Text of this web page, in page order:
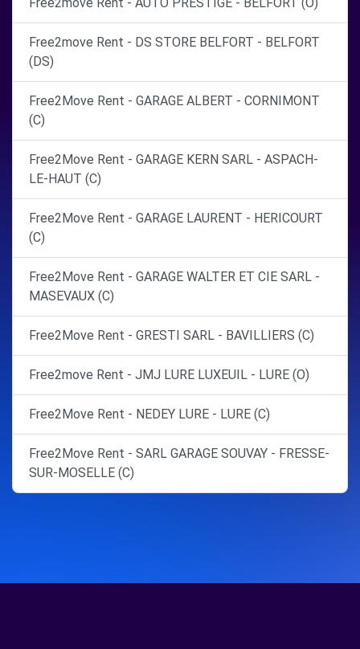
Free2move Rent - DS STORE BELFORT - BELFORT
(DS)
Free2Move Rent - GARAGE ALBERT - CORNIMONT
(C)
Free2Move Rent - GARAGE KERN SARL - ASPACH-
LE-HAUT (C)
Free2Move Rent - GARAGE LAURENT - HERICOURT
(C)
Free2Move Rent - GARAGE WALTER ET CIE SARL -
MASEVAUX (C)
Free2Move Rent - GRESTI SARL - BAVILLIERS (C)
Free2move Rent - JMJ LURE LUXEUIL - LURE (O)
Free2Move Rent - NEDEY LURE - LURE (C)
Free2Move Rent - SARL GARAGE SOUVAY - FRESSE-
SUR-MOSELLE (C)